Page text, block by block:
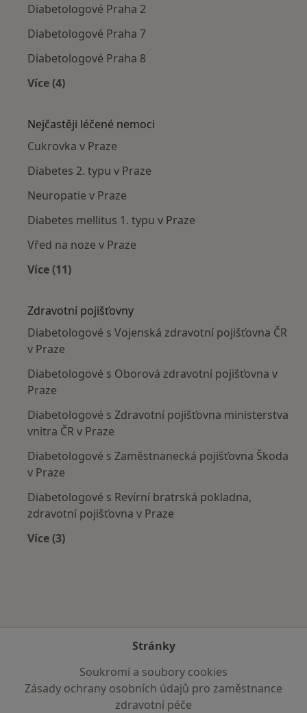
Diabetologové Praha 2
Diabetologové Praha 7
Diabetologové Praha 8
Více (4)
Nejčastěji léčené nemoci
Cukrovka v Praze
Diabetes 2. typu v Praze
Neuropatie v Praze
Diabetes mellitus 1. typu v Praze
Vřed na noze v Praze
Více (11)
Zdravotní pojišťovny
Diabetologové s Vojenská zdravotní pojišťovna ČR
v Praze
Diabetologové s Oborová zdravotní pojišťovna v
Praze
Diabetologové s Zdravotní pojišťovna ministerstva
vnitra ČR v Praze
Diabetologové s Zaměstnanecká pojišťovna Škoda
v Praze
Diabetologové s Revírní bratrská pokladna,
zdravotní pojišťovna v Praze
Více (3)
Stránky
Soukromí a soubory cookies
Zásady ochrany osobních údajů pro zaměstnance
zdravotní péče